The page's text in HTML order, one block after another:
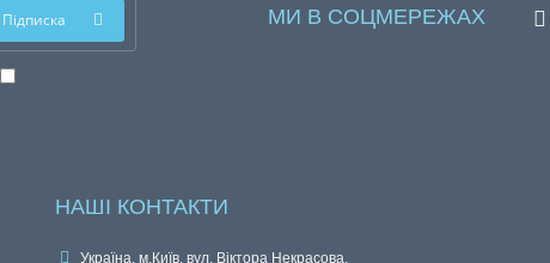
Підписка МИ В СОЦМЕРЕЖАХ
НАШІ КОНТАКТИ
Україна, м.Київ, вул. Віктора Некрасова,